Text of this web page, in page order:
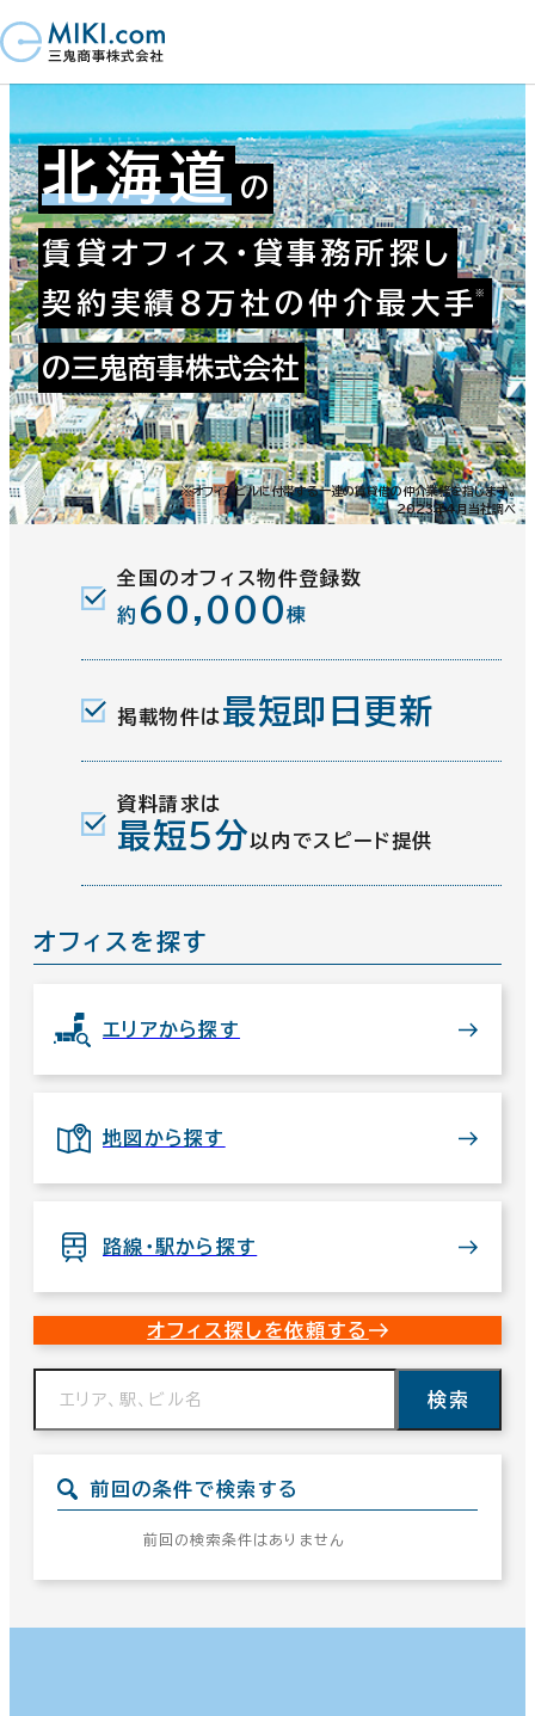
北海道 の
賃貸オフィス・貸事務所探し
契約実績8万社の仲介最大手
の三鬼商事株式会社
※オフィスビルに付帯する一連の賃貸借の仲介業務を指します。
2023年4月当社調べ
全国のオフィス物件登録数
約 60,000棟
掲載物件は 最短即日更新
資料請求は
最短5分 以内でスピード提供
オフィスを探す
エリアから探す
地図から探す
路線・駅から探す
オフィス探しを依頼する
検索
前回の条件で検索する
前回の検索条件はありません